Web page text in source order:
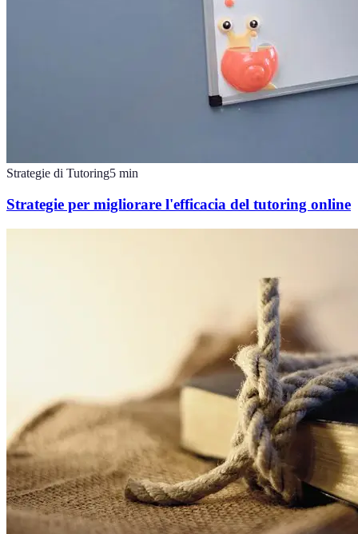
Strategie di Tutoring5 min
Strategie per migliorare l'efficacia del tutoring online